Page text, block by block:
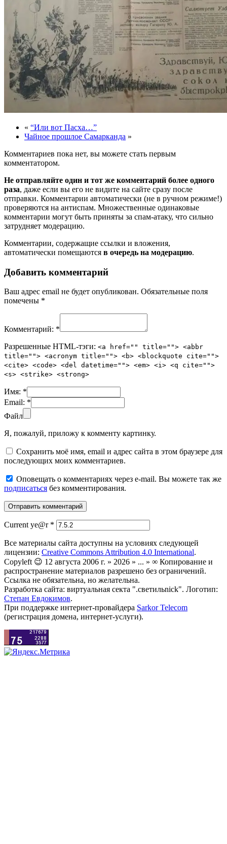
« “Или вот Пасха…”
Чайное прошлое Самарканда »
Комментариев пока нет, вы можете стать первым
комментатором.
Не отправляйте один и тот же комментарий более одного
раза, даже если вы его не видите на сайте сразу после
отправки. Комментарии автоматически (не в ручном режиме!)
проверяются на антиспам. Множественные одинаковые
комментарии могут быть приняты за спам-атаку, что сильно
затрудняет модерацию.
Комментарии, содержащие ссылки и вложения,
автоматически помещаются в очередь на модерацию.
Добавить комментарий
Ваш адрес email не будет опубликован. Обязательные поля
помечены *
Комментарий: *
Разрешенные HTML-тэги: <a href="" title=""> <abbr
title=""> <acronym title=""> <b> <blockquote cite="">
<cite> <code> <del datetime=""> <em> <i> <q cite="">
<s> <strike> <strong>
Имя: *
Email: *
Файл
Я, пожалуй, приложу к комменту картинку.
Сохранить моё имя, email и адрес сайта в этом браузере для
последующих моих комментариев.
Оповещать о комментариях через e-mail. Вы можете так же
подписаться без комментирования.
Current ye@r *
Все материалы сайта доступны на условиях следующей
лицензии: Creative Commons Attribution 4.0 International.
Copyleft 😉 12 августа 2006 г. » 2026 » ... » ∞ Копирование и
распространение материалов разрешено без ограничений.
Ссылка не обязательна, но желательна.
Разработка сайта: виртуальная секта ".светильnick". Логотип:
Степан Евдокимов.
При поддержке интернет-провайдера Sarkor Telecom
(регистрация домена, интернет-услуги).